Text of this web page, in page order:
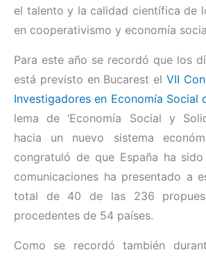
el talento y la calidad científica de
en cooperativismo y economía
Para este año se recordó que los
está previsto en Bucarest el VII
Investigadores en Economía Social
lema de ‘Economía Social y
hacia un nuevo sistema
congratuló de que España ha
comunicaciones ha presentado a
total de 40 de las 236
procedentes de 54 países.
Como se recordó también